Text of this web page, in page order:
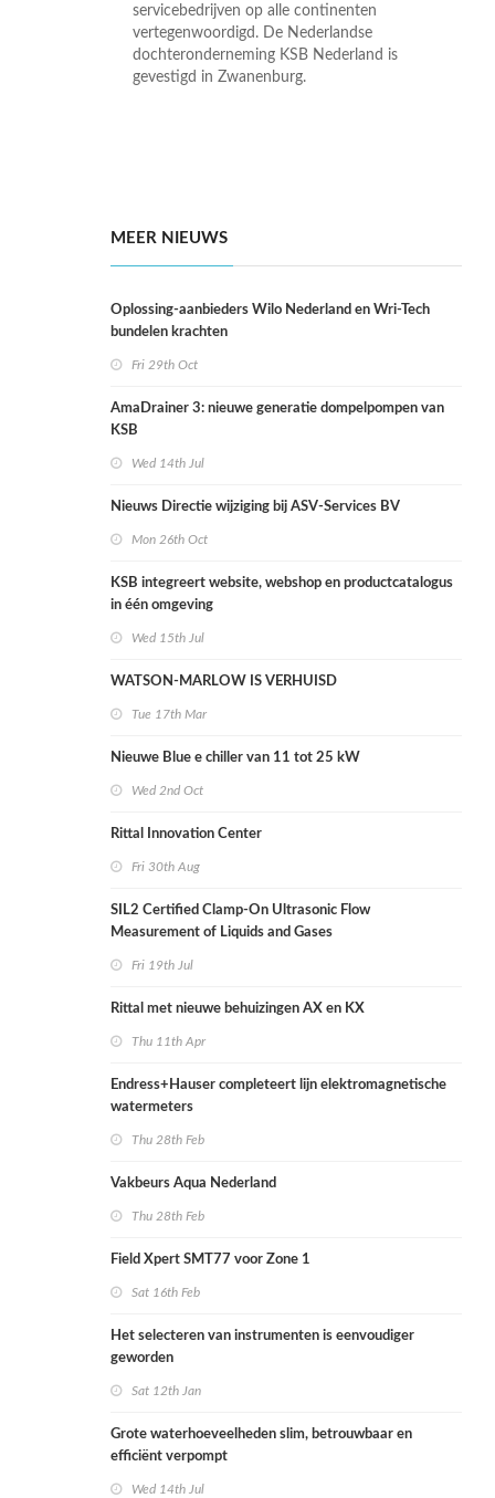
servicebedrijven op alle continenten
vertegenwoordigd. De Nederlandse
dochteronderneming KSB Nederland is
gevestigd in Zwanenburg.
MEER NIEUWS
Oplossing-aanbieders Wilo Nederland en Wri-Tech
bundelen krachten
Fri 29th Oct
AmaDrainer 3: nieuwe generatie dompelpompen van
KSB
Wed 14th Jul
Nieuws Directie wijziging bij ASV-Services BV
Mon 26th Oct
KSB integreert website, webshop en productcatalogus
in één omgeving
Wed 15th Jul
WATSON-MARLOW IS VERHUISD
Tue 17th Mar
Nieuwe Blue e chiller van 11 tot 25 kW
Wed 2nd Oct
Rittal Innovation Center
Fri 30th Aug
SIL2 Certified Clamp-On Ultrasonic Flow
Measurement of Liquids and Gases
Fri 19th Jul
Rittal met nieuwe behuizingen AX en KX
Thu 11th Apr
Endress+Hauser completeert lijn elektromagnetische
watermeters
Thu 28th Feb
Vakbeurs Aqua Nederland
Thu 28th Feb
Field Xpert SMT77 voor Zone 1
Sat 16th Feb
Het selecteren van instrumenten is eenvoudiger
geworden
Sat 12th Jan
Grote waterhoeveelheden slim, betrouwbaar en
efficiënt verpompt
Wed 14th Jul